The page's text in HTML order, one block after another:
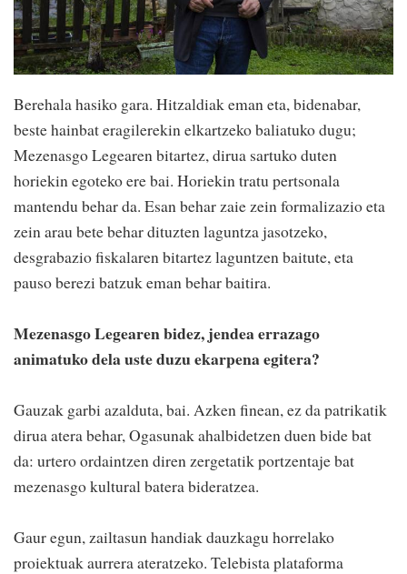
Berehala hasiko gara. Hitzaldiak eman eta, bidenabar,
beste hainbat eragilerekin elkartzeko baliatuko dugu;
Mezenasgo Legearen bitartez, dirua sartuko duten
horiekin egoteko ere bai. Horiekin tratu pertsonala
mantendu behar da. Esan behar zaie zein formalizazio eta
zein arau bete behar dituzten laguntza jasotzeko,
desgrabazio fiskalaren bitartez laguntzen baitute, eta
pauso berezi batzuk eman behar baitira.
Mezenasgo Legearen bidez, jendea errazago
animatuko dela uste duzu ekarpena egitera?
Gauzak garbi azalduta, bai. Azken finean, ez da patrikatik
dirua atera behar, Ogasunak ahalbidetzen duen bide bat
da: urtero ordaintzen diren zergetatik portzentaje bat
mezenasgo kultural batera bideratzea.
Gaur egun, zailtasun handiak dauzkagu horrelako
proiektuak aurrera ateratzeko. Telebista plataforma